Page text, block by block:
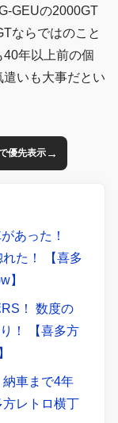
GEUの2000GT
ならではのこと
年以上前の個
いも大事だとい
優先表示→
あった！
た！ 【喜多
】
！ 数度の
！ 【喜多方
車まで4年
レトロ横丁